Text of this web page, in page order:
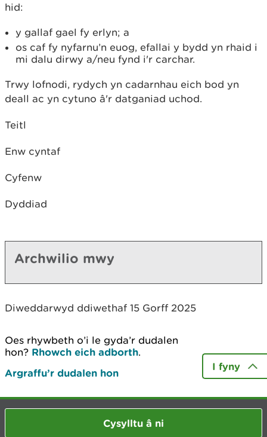
hid:
y gallaf gael fy erlyn; a
os caf fy nyfarnu’n euog, efallai y bydd yn rhaid i
mi dalu dirwy a/neu fynd i'r carchar.
Trwy lofnodi, rydych yn cadarnhau eich bod yn
deall ac yn cytuno â'r datganiad uchod.
Teitl
Enw cyntaf
Cyfenw
Dyddiad
Archwilio mwy
Diweddarwyd ddiwethaf 15 Gorff 2025
Oes rhywbeth o’i le gyda’r dudalen
hon? Rhowch eich adborth.
Argraffu’r dudalen hon
I fyny
Cysylltu â ni